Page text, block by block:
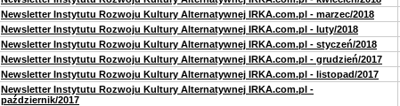
Newsletter Instytutu Rozwoju Kultury Alternatywnej IRKA.com.pl - marzec/2018
Newsletter Instytutu Rozwoju Kultury Alternatywnej IRKA.com.pl - luty/2018
Newsletter Instytutu Rozwoju Kultury Alternatywnej IRKA.com.pl - styczeń/2018
Newsletter Instytutu Rozwoju Kultury Alternatywnej IRKA.com.pl - grudzień/2017
Newsletter Instytutu Rozwoju Kultury Alternatywnej IRKA.com.pl - listopad/2017
Newsletter Instytutu Rozwoju Kultury Alternatywnej IRKA.com.pl -
październik/2017